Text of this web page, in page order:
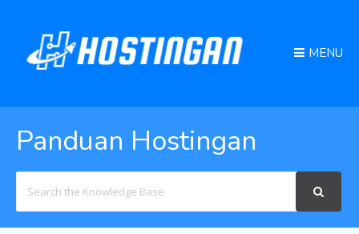
MENU
Panduan Hostingan
For